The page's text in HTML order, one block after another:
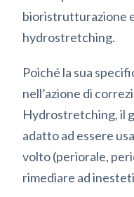
bioristrutturazione
hydrostretching.
Poiché la sua
nell’azione di
Hydrostretching, il
adatto ad essere
volto (periorale,
rimediare ad